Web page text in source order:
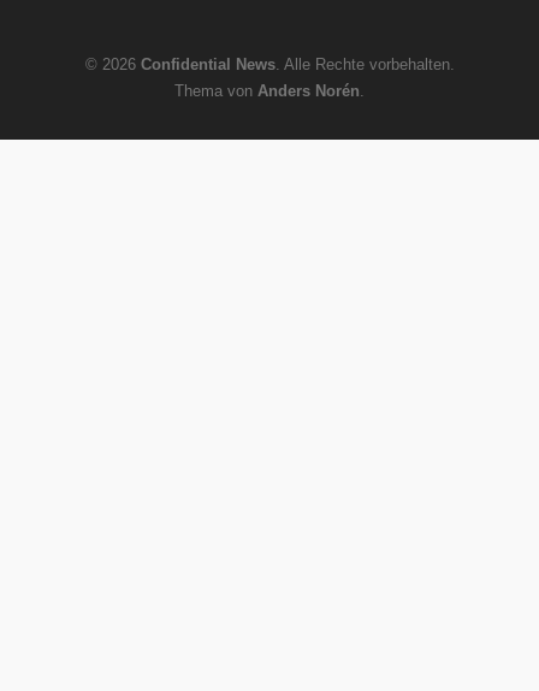
© 2026 Confidential News. Alle Rechte vorbehalten.
Thema von Anders Norén.